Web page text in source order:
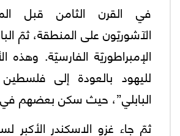
في القرن الثامن قبل
الآشوريّون على المنطقة، ثمّ
الإمبراطوريّة الفارسيّة.
لليهود بالعودة إلى
البابلي”، حيث سكن بعضهم